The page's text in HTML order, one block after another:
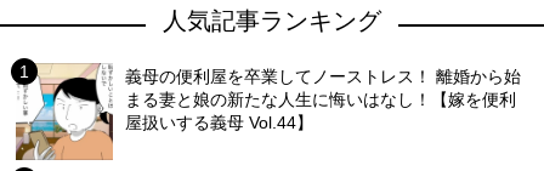
人気記事ランキング
義母の便利屋を卒業してノーストレス！ 離婚から始
まる妻と娘の新たな人生に悔いはなし！【嫁を便利
屋扱いする義母 Vol.44】